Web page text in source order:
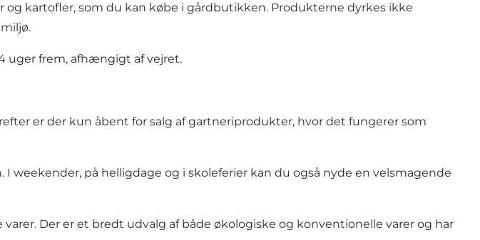
kartofler, som du kan købe i gårdbutikken. Produkterne dyrkes ikke
uger frem, afhængigt af vejret.
er der kun åbent for salg af gartneriprodukter, hvor det fungerer som
på helligdage og i skoleferier kan du også nyde en velsmagende
Der er et bredt udvalg af både økologiske og konventionelle varer og har